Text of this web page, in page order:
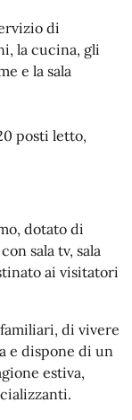
di
la cucina, gli
e la sala
posti letto,
dotato di
sala tv, sala
ai visitatori
di vivere
e dispone di un
estiva,